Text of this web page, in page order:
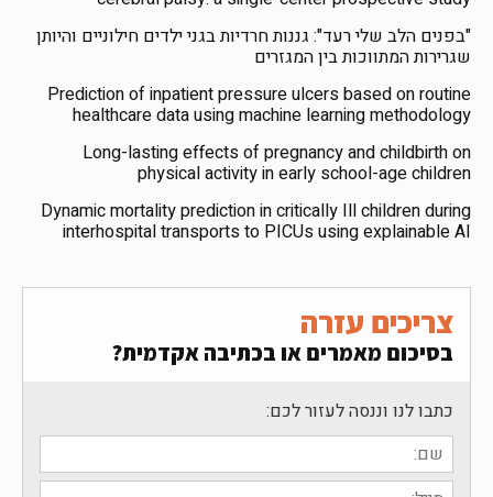
"בפנים הלב שלי רעד": גננות חרדיות בגני ילדים חילוניים והיותן
שגרירות המתווכות בין המגזרים
Prediction of inpatient pressure ulcers based on routine
healthcare data using machine learning methodology
Long-lasting effects of pregnancy and childbirth on
physical activity in early school-age children
Dynamic mortality prediction in critically Ill children during
interhospital transports to PICUs using explainable AI
צריכים עזרה
בסיכום מאמרים או בכתיבה אקדמית?
כתבו לנו וננסה לעזור לכם: